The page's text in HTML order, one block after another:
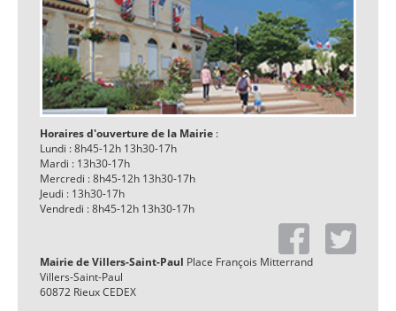
Horaires d'ouverture de la Mairie :
Lundi : 8h45-12h 13h30-17h
Mardi : 13h30-17h
Mercredi : 8h45-12h 13h30-17h
Jeudi : 13h30-17h
Vendredi : 8h45-12h 13h30-17h
Mairie de Villers-Saint-Paul Place François Mitterrand
Villers-Saint-Paul
60872 Rieux CEDEX